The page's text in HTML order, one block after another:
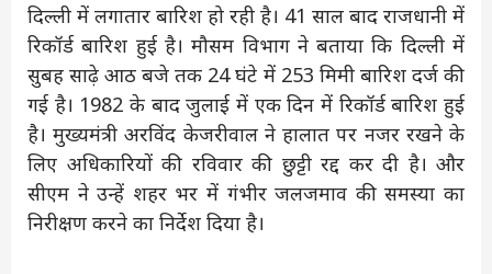
दिल्ली में लगातार बारिश हो रही है। 41 साल बाद राजधानी में
रिकॉर्ड बारिश हुई है। मौसम विभाग ने बताया कि दिल्ली में
सुबह साढ़े आठ बजे तक 24 घंटे में 253 मिमी बारिश दर्ज की
गई है। 1982 के बाद जुलाई में एक दिन में रिकॉर्ड बारिश हुई
है। मुख्यमंत्री अरविंद केजरीवाल ने हालात पर नजर रखने के
लिए अधिकारियों की रविवार की छुट्टी रद्द कर दी है। और
सीएम ने उन्हें शहर भर में गंभीर जलजमाव की समस्या का
निरीक्षण करने का निर्देश दिया है।